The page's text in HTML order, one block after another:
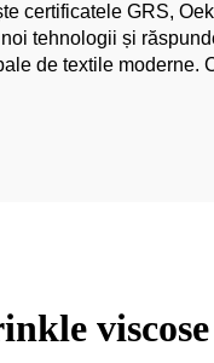
certificatele GRS,
tehnologii și
de textile moderne.
viscose